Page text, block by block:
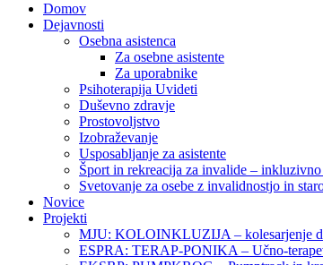
Domov
Dejavnosti
Osebna asistenca
Za osebne asistente
Za uporabnike
Psihoterapija Uvideti
Duševno zdravje
Prostovoljstvo
Izobraževanje
Usposabljanje za asistente
Šport in rekreacija za invalide –
Svetovanje za osebe z invalidnostjo in
Novice
Projekti
MJU: KOLOINKLUZIJA – kolesarjenje
ESPRA: TERAP-PONIKA – Učno-